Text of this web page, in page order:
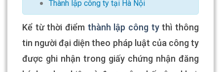
Thành lập công ty tại Hà Nội
Kể từ thời điểm thành lập công tythì thông
tin người đại diện theo pháp luật của công ty
được ghi nhận trong giấy chứng nhận đăng